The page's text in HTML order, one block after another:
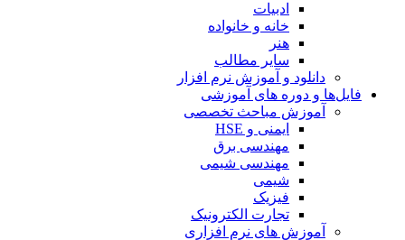
ادبیات
خانه و خانواده
هنر
سایر مطالب
دانلود و آموزش نرم افزار
فایل‌ها و دوره های آموزشی
آموزش مباحث تخصصی
ایمنی و HSE
مهندسی برق
مهندسی شیمی
شیمی
فیزیک
تجارت الکترونیک
آموزش های نرم افزاری